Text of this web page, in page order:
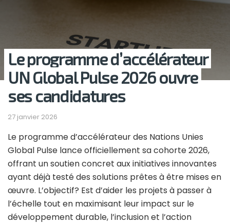
Le programme d’accélérateur
UN Global Pulse 2026 ouvre
ses candidatures
27 janvier 2026
Le programme d’accélérateur des Nations Unies
Global Pulse lance officiellement sa cohorte 2026,
offrant un soutien concret aux initiatives innovantes
ayant déjà testé des solutions prêtes à être mises en
œuvre. L’objectif? Est d’aider les projets à passer à
l’échelle tout en maximisant leur impact sur le
développement durable, l’inclusion et l’action